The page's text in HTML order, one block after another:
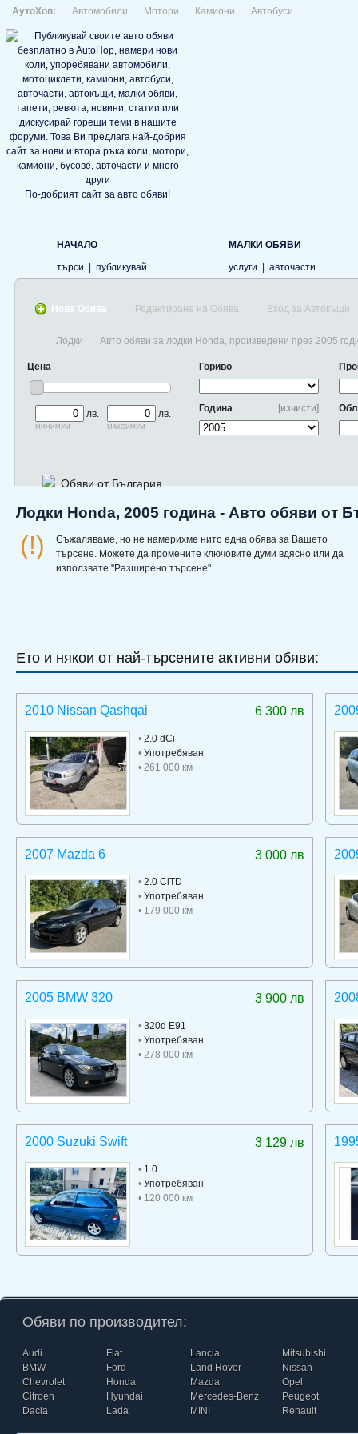
АутоХоп: Автомобили Мотори Камиони Автобуси
По-добрият сайт за авто обяви!
НАЧАЛО
търси
публикувай
МАЛКИ ОБЯВИ
услуги
авточасти
Нова Обява Редактиране на Обява Вход за Автокъщи
Лодки Авто обяви за лодки Honda, произведени през 2005
Цена
лв.
минимум
лв.
максимум
Гориво
[изчисти]
Година
Обяви от България
Лодки Honda, 2005 година - Авто обяви от
(!)
Съжаляваме, но не намерихме нито една обява за Вашето
търсене. Можете да промените ключовите думи вдясно или да
използвате "Разширено търсене".
Ето и някои от най-търсените активни обяви:
6 300 лв
2010 Nissan Qashqai
• 2.0 dCi
• Употребяван
• 261 000 км
3 000 лв
2007 Mazda 6
• 2.0 CiTD
• Употребяван
• 179 000 км
3 900 лв
2005 BMW 320
• 320d E91
• Употребяван
• 278 000 км
3 129 лв
2000 Suzuki Swift
• 1.0
• Употребяван
• 120 000 км
Обяви по производител:
Audi
BMW
Chevrolet
Citroen
Dacia
Fiat
Ford
Honda
Hyundai
Lada
Lancia
Land Rover
Mazda
Mercedes-Benz
MINI
Mitsubishi
Nissan
Opel
Peugeot
Renault